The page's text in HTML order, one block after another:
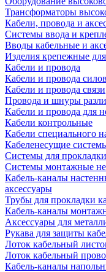
Трансформаторы
Кабели, провода и
Системы ввода и
Вводы кабельные и
Изделия крепежные
Кабели и провода
Кабели и провода
Кабели и провода связи
Провода и шнуры
Кабели и провода для
Кабели контрольные
Кабели специального
Кабеленесущие
Системы для
Системы монтажные
Кабель-каналы
аксессуары
Трубы для прокладки
Кабель-каналы
Аксессуары для
Рукава для защиты
Лоток кабельный
Лоток кабельный
Кабель-каналы